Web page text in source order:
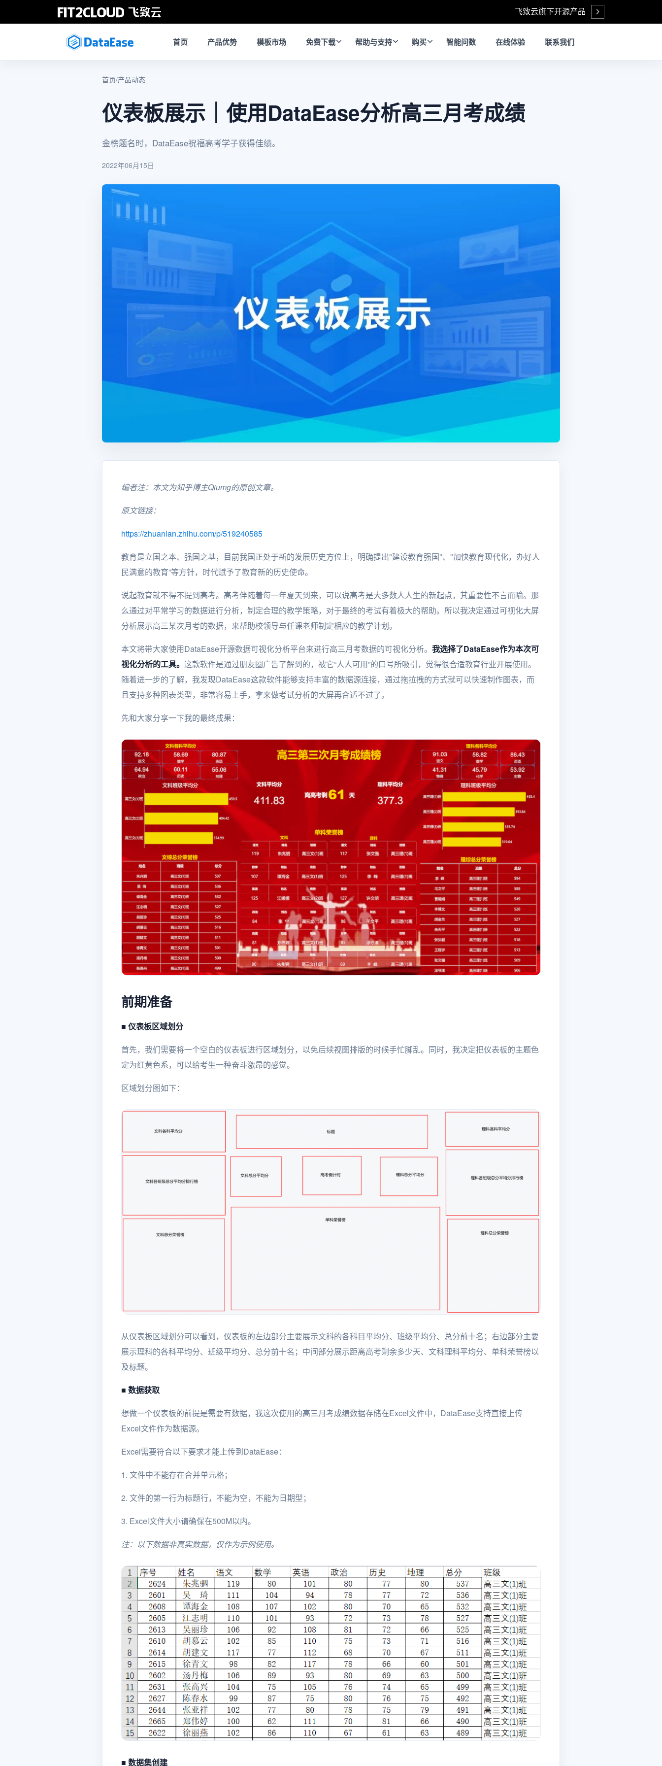
飞致云旗下开源产品
Open
首页 产品优势 模板市场 免费下载 帮助与支持 购买 智能问数 在线体验 联系我们
首页/产品动态
仪表板展示｜使用DataEase分析高三月考成绩
金榜题名时，DataEase祝福高考学子获得佳绩。
2022年06月15日
编者注：本文为知乎博主Qiumg的原创文章。
原文链接：
https://zhuanlan.zhihu.com/p/519240585
教育是立国之本、强国之基，目前我国正处于新的发展历史方位上，明确提出"建设教育强国"、"加快教育现代化，办好人
民满意的教育”等方针，时代赋予了教育新的历史使命。
说起教育就不得不提到高考。高考伴随着每一年夏天到来，可以说高考是大多数人人生的新起点，其重要性不言而喻。那
么通过对平常学习的数据进行分析，制定合理的教学策略，对于最终的考试有着极大的帮助。所以我决定通过可视化大屏
分析展示高三某次月考的数据，来帮助校领导与任课老师制定相应的教学计划。
本文将带大家使用DataEase开源数据可视化分析平台来进行高三月考数据的可视化分析。 我选择了DataEase作为本次可
视化分析的工具。 这款软件是通过朋友圈广告了解到的，被它“人人可用”的口号所吸引，觉得很合适教育行业开展使用。
随着进一步的了解，我发现DataEase这款软件能够支持丰富的数据源连接，通过拖拉拽的方式就可以快速制作图表，而
且支持多种图表类型，非常容易上手，拿来做考试分析的大屏再合适不过了。
先和大家分享一下我的最终成果：
前期准备
■ 仪表板区域划分
首先，我们需要将一个空白的仪表板进行区域划分，以免后续视图排版的时候手忙脚乱。同时，我决定把仪表板的主题色
定为红黄色系，可以给考生一种奋斗激昂的感觉。
区域划分图如下：
从仪表板区域划分可以看到，仪表板的左边部分主要展示文科的各科目平均分、班级平均分、总分前十名；右边部分主要
展示理科的各科平均分、班级平均分、总分前十名；中间部分展示距离高考剩余多少天、文科理科平均分、单科荣誉榜以
及标题。
■ 数据获取
想做一个仪表板的前提是需要有数据，我这次使用的高三月考成绩数据存储在Excel文件中，DataEase支持直接上传
Excel文件作为数据源。
Excel需要符合以下要求才能上传到DataEase：
1. 文件中不能存在合并单元格；
2. 文件的第一行为标题行，不能为空，不能为日期型；
3. Excel文件大小请确保在500M以内。
注：以下数据非真实数据，仅作为示例使用。
■ 数据集创建